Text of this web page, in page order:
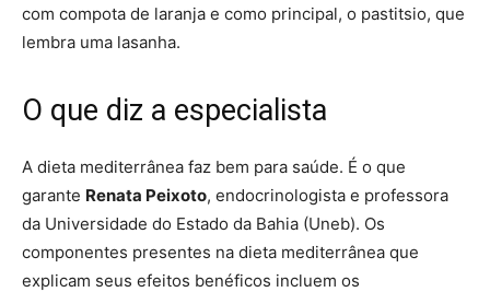
com compota de laranja e como principal, o pastitsio, que
lembra uma lasanha.
O que diz a especialista
A dieta mediterrânea faz bem para saúde. É o que
garante Renata Peixoto, endocrinologista e professora
da Universidade do Estado da Bahia (Uneb). Os
componentes presentes na dieta mediterrânea que
explicam seus efeitos benéficos incluem os